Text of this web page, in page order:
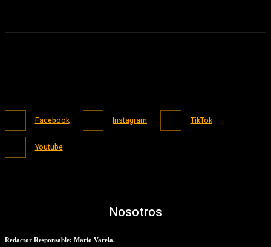
Facebook Instagram TikTok
Youtube
Nosotros
Redactor Responsable: Mario Varela.